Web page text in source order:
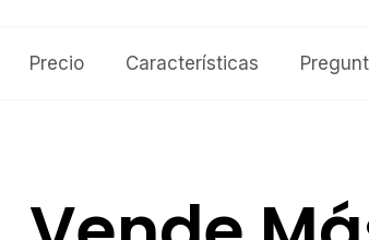
Precio Características